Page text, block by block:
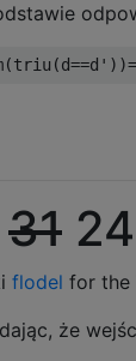
31
flodel for the
że